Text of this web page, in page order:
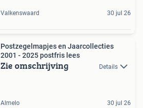
Valkenswaard 30 jul 26
Postzegelmapjes en Jaarcollecties
2001 - 2025 postfris lees
Zie omschrijving Details
Almelo 30 jul 26